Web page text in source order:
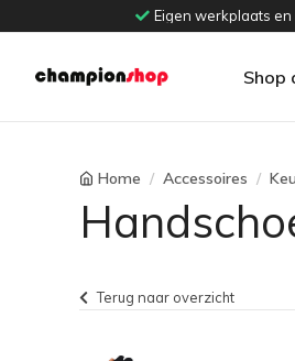
Eigen werkplaats en
Shop
Home Accessoires
Terug naar overzicht